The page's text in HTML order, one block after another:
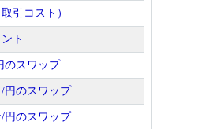
引コスト）
ト
のスワップ
/円のスワップ
円のスワップ